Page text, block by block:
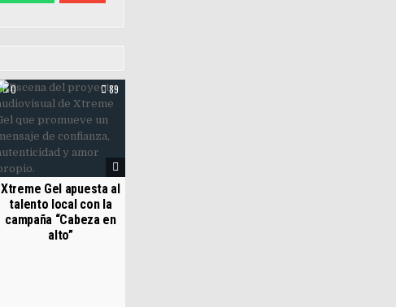
0 89
Xtreme Gel apuesta al
talento local con la
campaña “Cabeza en
alto”